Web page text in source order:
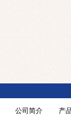
公司简介 产